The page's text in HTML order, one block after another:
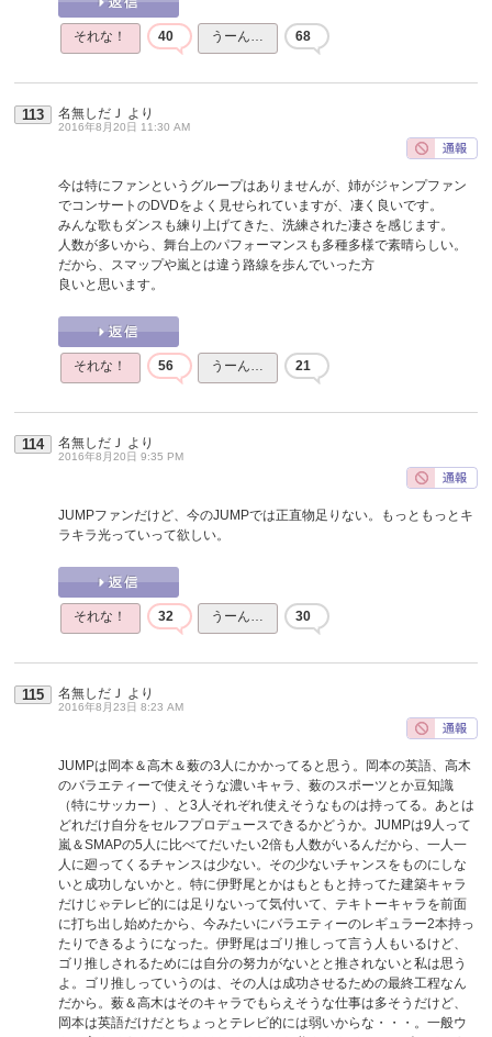
それな！ 40 うーん… 68
113 名無しだＪ より
2016年8月20日 11:30 AM
今は特にファンというグループはありませんが、姉がジャンプファン
でコンサートのDVDをよく見せられていますが、凄く良いです。
みんな歌もダンスも練り上げてきた、洗練された凄さを感じます。
人数が多いから、舞台上のパフォーマンスも多種多様で素晴らしい。
だから、スマップや嵐とは違う路線を歩んでいった方
良いと思います。
それな！ 56 うーん… 21
114 名無しだＪ より
2016年8月20日 9:35 PM
JUMPファンだけど、今のJUMPでは正直物足りない。もっともっとキ
ラキラ光っていって欲しい。
それな！ 32 うーん… 30
115 名無しだＪ より
2016年8月23日 8:23 AM
JUMPは岡本＆高木＆薮の3人にかかってると思う。岡本の英語、高木
のバラエティーで使えそうな濃いキャラ、薮のスポーツとか豆知識
（特にサッカー）、と3人それぞれ使えそうなものは持ってる。あとは
どれだけ自分をセルフプロデュースできるかどうか。JUMPは9人って
嵐＆SMAPの5人に比べてだいたい2倍も人数がいるんだから、一人一
人に廻ってくるチャンスは少ない。その少ないチャンスをものにしな
いと成功しないかと。特に伊野尾とかはもともと持ってた建築キャラ
だけじゃテレビ的には足りないって気付いて、テキトーキャラを前面
に打ち出し始めたから、今みたいにバラエティーのレギュラー2本持っ
たりできるようになった。伊野尾はゴリ推しって言う人もいるけど、
ゴリ推しされるためには自分の努力がないとと推されないと私は思う
よ。ゴリ推しっていうのは、その人は成功させるための最終工程なん
だから。薮＆高木はそのキャラでもらえそうな仕事は多そうだけど、
岡本は英語だけだとちょっとテレビ的には弱いからな・・・。一般ウ